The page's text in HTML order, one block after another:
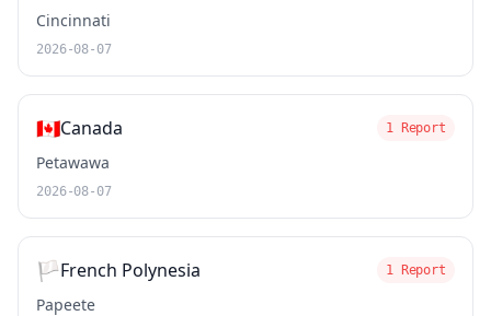
Cincinnati
2026-08-07
🇨🇦Canada 1 Report
Petawawa
2026-08-07
🏳️French Polynesia 1 Report
Papeete